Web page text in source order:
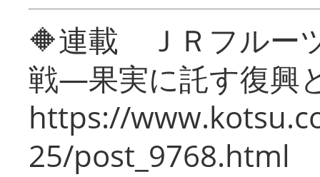
🔶連載 ＪＲフルー
戦―果実に託す復興
https://
25/post_9768.html